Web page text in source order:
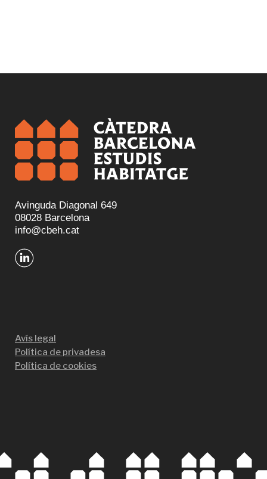
Avinguda Diagonal 649
08028 Barcelona
info@cbeh.cat
Avís legal
Política de privadesa
Política de cookies